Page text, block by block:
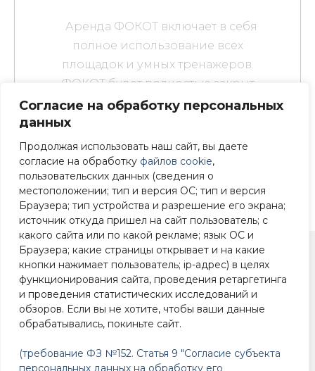
Согласие на обработку персональных
данных
Продолжая использовать наш сайт, вы даете
согласие на обработку файлов cookie,
пользовательских данных (сведения о
местоположении; тип и версия ОС; тип и версия
Браузера; тип устройства и разрешение его экрана;
источник откуда пришел на сайт пользователь; с
какого сайта или по какой рекламе; язык ОС и
Браузера; какие страницы открывает и на какие
кнопки нажимает пользователь; ip-адрес) в целях
функционирования сайта, проведения ретаргетинга
и проведения статистических исследований и
обзоров. Если вы не хотите, чтобы ваши данные
обрабатывались, покиньте сайт.
(требование ФЗ №152. Статья 9 "Согласие субъекта
персональных данных на обработку его
Аренда ФОКОТ включает в себя
полное использование всех
площадок и умных тренажеров.
ФОКОТ будет полностью закрыт
под Ваше мероприятие
СПРАВКИ ПО ТЕЛЕФОНУ +7 (4812) 22-90-
83
+7 (4812) 22-90-83
Смоленск, ул. 25
Сентября, 39